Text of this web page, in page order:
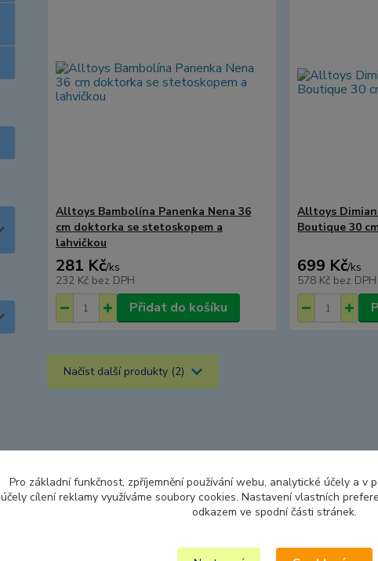
Alltoys Bambolína Panenka Nena 36
cm doktorka se stetoskopem a
lahvičkou
281 Kč/ks
232 Kč bez DPH
Přidat do košíku
Alltoys
Boutique 30
699 Kč/ks
578 Kč bez DPH
Načíst další produkty (2)
Pro základní funkčnost, zpříjemnění používání webu, analytické účely a v
účely cílení reklamy využíváme soubory cookies. Nastavení vlastních
odkazem ve spodní části stránek.